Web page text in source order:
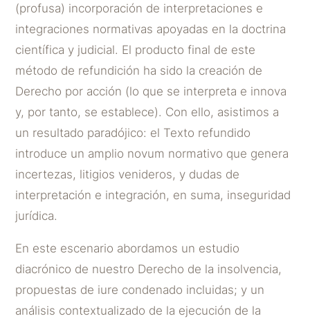
(profusa) incorporación de interpretaciones e
integraciones normativas apoyadas en la doctrina
científica y judicial. El producto final de este
método de refundición ha sido la creación de
Derecho por acción (lo que se interpreta e innova
y, por tanto, se establece). Con ello, asistimos a
un resultado paradójico: el Texto refundido
introduce un amplio novum normativo que genera
incertezas, litigios venideros, y dudas de
interpretación e integración, en suma, inseguridad
jurídica.
En este escenario abordamos un estudio
diacrónico de nuestro Derecho de la insolvencia,
propuestas de iure condenado incluidas; y un
análisis contextualizado de la ejecución de la